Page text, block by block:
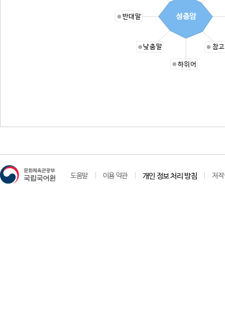
참
하위어
낮춤말
반대말 성층암
도움말 이용 약관 개인 정보 처리 방침 저